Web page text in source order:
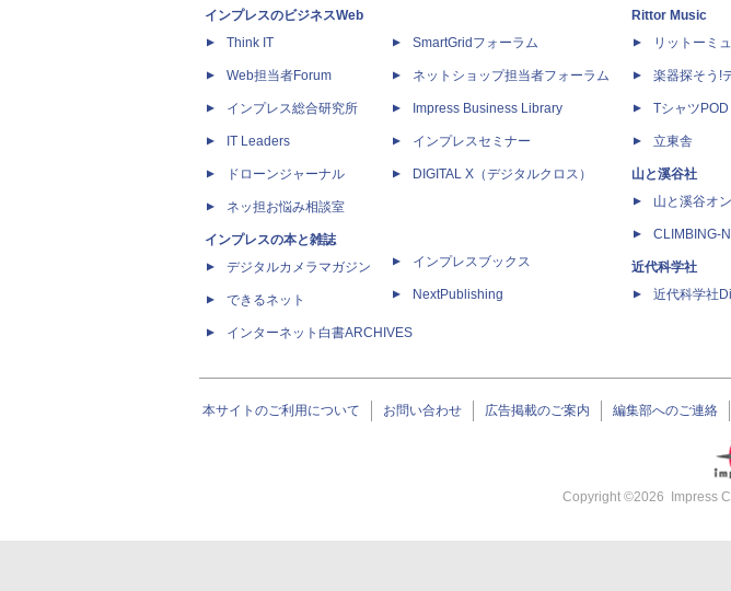
インプレスのビジネスWeb
Think IT
Web担当者Forum
インプレス総合研究所
IT Leaders
ドローンジャーナル
ネッ担お悩み相談室
インプレスの本と雑誌
デジタルカメラマガジン
できるネット
インターネット白書ARCHIVES
SmartGridフォーラム
ネットショップ担当者フォーラム
Impress Business Library
インプレスセミナー
DIGITAL X（デジタルクロス）
インプレスブックス
NextPublishing
Rittor Music
リットーミ
楽器探そう!
Tシャツ
立東舎
山と溪谷社
山と溪谷オ
CLIMBING-
近代科学社
近代科学社
本サイトのご利用について お問い合わせ 広告掲載のご案内 編集部へのご連絡
Copyright ©2026 Impress